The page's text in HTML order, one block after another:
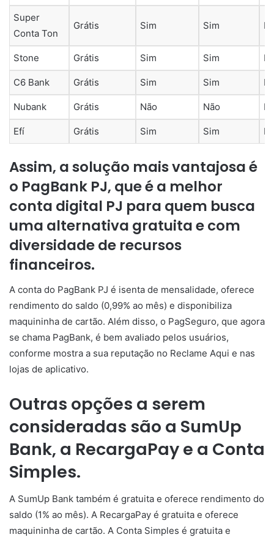
Super
Conta Ton
Grátis Sim Sim
Stone Grátis Sim Sim
C6 Bank Grátis Sim Sim
Nubank Grátis Não Não
Efí Grátis Sim Sim
Assim, a solução mais vantajosa é
o PagBank PJ, que é a melhor
conta digital PJ para quem busca
uma alternativa gratuita e com
diversidade de recursos
financeiros.
A conta do PagBank PJ é isenta de mensalidade, oferece
rendimento do saldo (0,99% ao mês) e disponibiliza
maquininha de cartão. Além disso, o PagSeguro, que agora
se chama PagBank, é bem avaliado pelos usuários,
conforme mostra a sua reputação no Reclame Aqui e nas
lojas de aplicativo.
Outras opções a serem
consideradas são a SumUp
Bank, a RecargaPay e a Conta
Simples.
A SumUp Bank também é gratuita e oferece rendimento do
saldo (1% ao mês). A RecargaPay é gratuita e oferece
maquininha de cartão. A Conta Simples é gratuita e